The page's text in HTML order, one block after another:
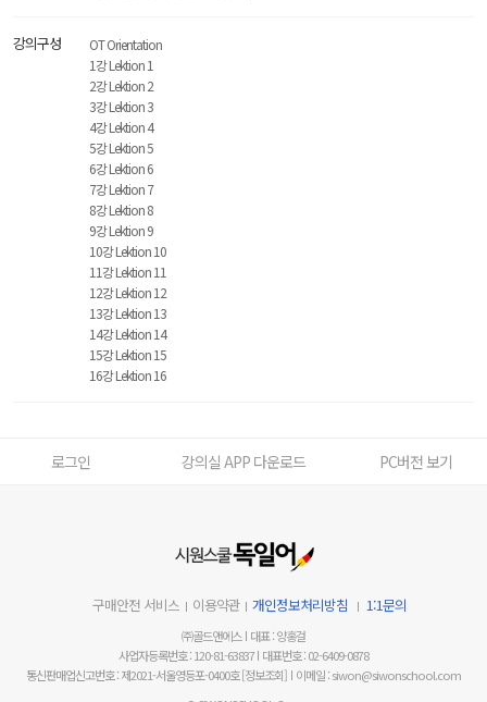
강의구성
OT Orientation
1강 Lektion 1
2강 Lektion 2
3강 Lektion 3
4강 Lektion 4
5강 Lektion 5
6강 Lektion 6
7강 Lektion 7
8강 Lektion 8
9강 Lektion 9
10강 Lektion 10
11강 Lektion 11
12강 Lektion 12
13강 Lektion 13
14강 Lektion 14
15강 Lektion 15
16강 Lektion 16
로그인 강의실 APP 다운로드 PC버전 보기
구매안전 서비스 이용약관 개인정보처리방침 1:1문의
㈜골드앤에스 대표 : 양홍걸
사업자등록번호 : 120-81-63837 대표번호 : 02-6409-0878
통신판매업신고번호 : 제2021-서울영등포-0400호[정보조회] 이메일 : siwon@siwonschool.com